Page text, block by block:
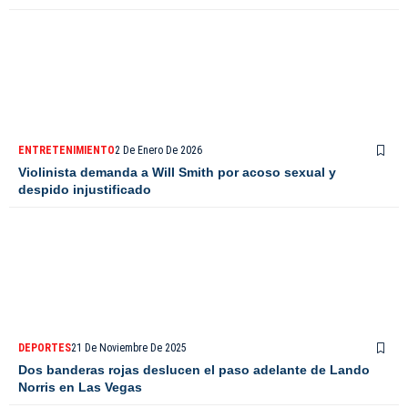
ENTRETENIMIENTO2 De Enero De 2026
Violinista demanda a Will Smith por acoso sexual y
despido injustificado
DEPORTES21 De Noviembre De 2025
Dos banderas rojas deslucen el paso adelante de Lando
Norris en Las Vegas